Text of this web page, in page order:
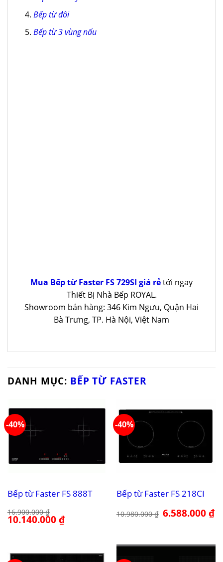
Bếp từ đôi
Bếp từ 3 vùng nấu
Mua Bếp từ Faster FS 729SI giá rẻtới ngay
Thiết Bị Nhà Bếp ROYAL.
Showroom bán hàng: 346 Kim Ngưu, Quận Hai
Bà Trưng, TP. Hà Nội, Việt Nam
DANH MỤC: BẾP TỪ FASTER
-40%
Bếp từ Faster FS 888T
16.900.000₫
Giá
gốc
10.140.000₫Giá
hiện
-40%
Bếp từ Faster FS 218CI
10.980.000₫ Giá
gốc
6.588.000₫